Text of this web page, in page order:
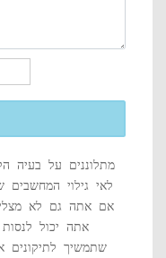
לאי גילוי
אם אתה גם לא
אתה יכול
שתמשיך לתיקונים